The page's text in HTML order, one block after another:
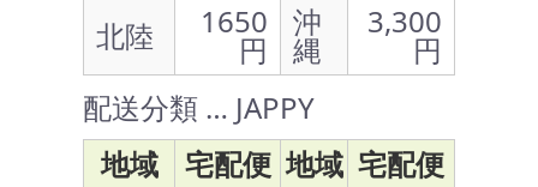
北陸
1650
円
沖
縄
3,300
円
配送分類 … JAPPY
地域
宅配便 地域 宅配便